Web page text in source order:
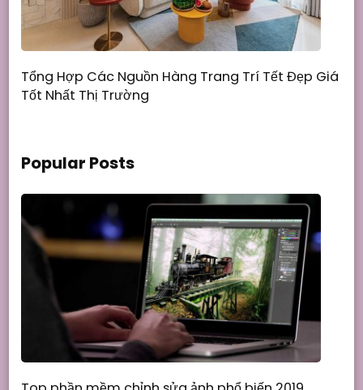
Tổng Hợp Các Nguồn Hàng Trang Trí Tết Đẹp Giá
Tốt Nhất Thị Trường
Popular Posts